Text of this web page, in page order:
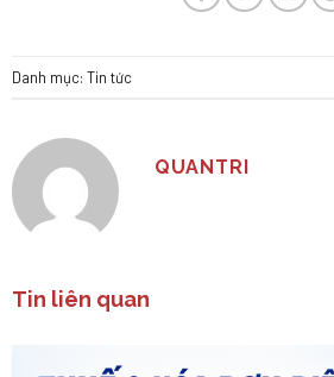
Danh mục: Tin tức
QUANTRI
Tin liên quan